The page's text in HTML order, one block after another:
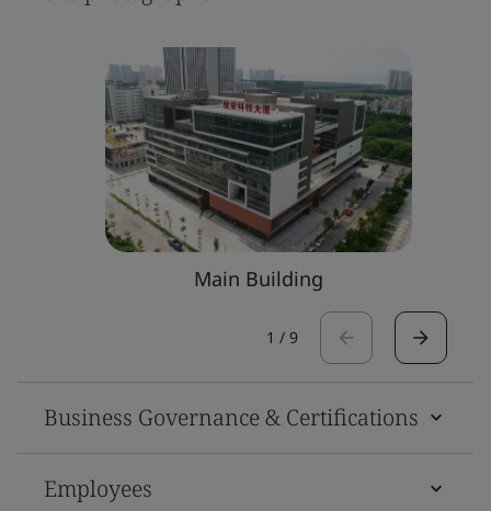
Main Building
1 / 9
Business Governance & Certifications
Employees